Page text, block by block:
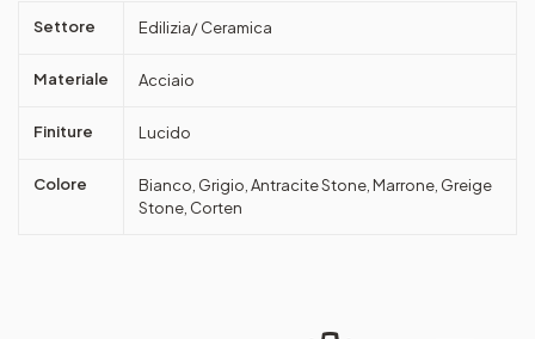
Settore Edilizia/ Ceramica
Materiale Acciaio
Finiture Lucido
Colore
Bianco, Grigio, Antracite Stone, Marrone, Greige
Stone, Corten